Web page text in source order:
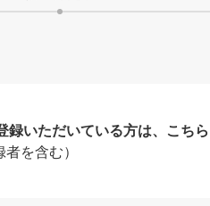
いただいている方は、こち
を含む）